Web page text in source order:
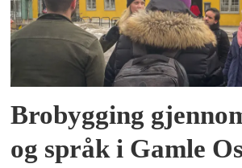
Brobygging
og språk i Gamle